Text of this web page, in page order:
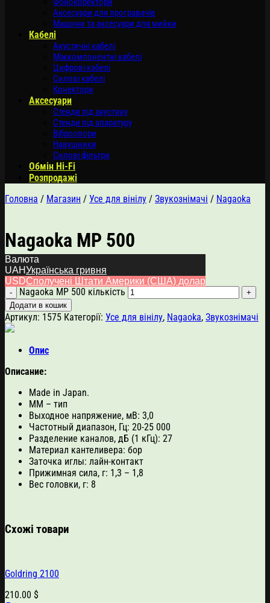
Аксесуари для програвачів
Машини та аксесуари для мийки
Кабелі
Акустичні кабелі
Міжкомпонентні кабелі
Цифрові кабелі
Силові кабелі
Конектори
Аксесуари
Стенди під акустику
Стенди під апаратуру
Віброопори
Навушники
Силові фільтри
Обмін Hi-Fi
Розпродажі
Головна / Магазин / Усе для вінілу / Звукознімачі / Nagaoka
Nagaoka MP 500
924.00$
Nagaoka MP 500 кількість
Додати в кошик
Артикул: 1575 Категорії: Усе для вінілу, Nagaoka, Звукознімачі
Опис
Описание:
Made in Japan.
MM – тип
Выходное напряжение, мВ: 3,0
Частотный диапазон, Гц: 20-25 000
Разделение каналов, дБ (1 кГц): 27
Материал кантеливера: бор
Заточка иглы: лайн-контакт
Прижимная сила, г: 1,3 – 1,8
Вес головки, г: 8
Схожі товари
Goldring 2100
210.00 $
Валюта
UAHУкраїнська гривня
USDСполучені Штати Америки (США) долар